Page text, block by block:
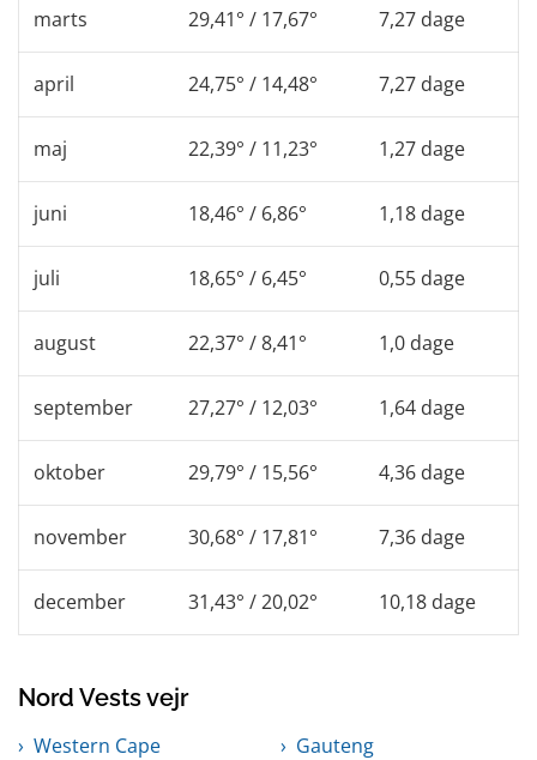
marts 29,41° / 17,67° 7,27 dage
april 24,75° / 14,48° 7,27 dage
maj 22,39° / 11,23° 1,27 dage
juni 18,46° / 6,86° 1,18 dage
juli 18,65° / 6,45° 0,55 dage
august 22,37° / 8,41° 1,0 dage
september 27,27° / 12,03° 1,64 dage
oktober 29,79° / 15,56° 4,36 dage
november 30,68° / 17,81° 7,36 dage
december 31,43° / 20,02° 10,18 dage
Nord Vests vejr
Western Cape
Gauteng